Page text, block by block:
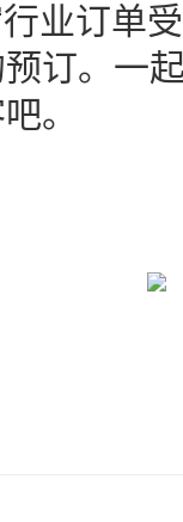
业订单
订。一
。